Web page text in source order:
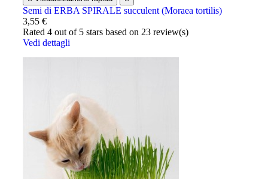
Semi di ERBA SPIRALE succulent (Moraea tortilis)
3,55 €
Rated4 out of 5 stars based on 23 review(s)
Vedi dettagli